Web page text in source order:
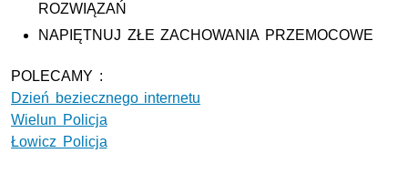
ROZWIĄZAŃ
NAPIĘTNUJ ZŁE ZACHOWANIA PRZEMOCOWE
POLECAMY :
Dzień beziecznego internetu
Wielun Policja
Łowicz Policja